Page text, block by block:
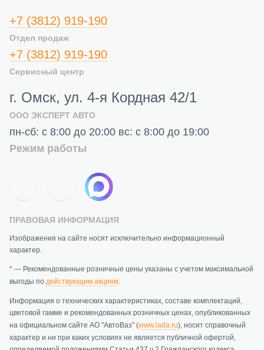
+7 (3812) 919-190
Отдел продаж
+7 (3812) 919-190
Сервисный центр
г. Омск, ул. 4-я Кордная 42/1
ООО ЭКСПЕРТ АВТО
пн-сб: с 8:00 до 20:00 вс: с 8:00 до 19:00
Режим работы
ПРАВОВАЯ ИНФОРМАЦИЯ
Изображения на сайте носят исключительно информационный
характер.
* — Рекомендованные розничные цены указаны с учетом максимальной
выгоды по действующим акциям.
Информация о технических характеристиках, составе комплектаций,
цветовой гамме и рекомендованных розничных ценах, опубликованных
на официальном сайте АО "АвтоВаз" (www.lada.ru), носит справочный
характер и ни при каких условиях не является публичной офертой,